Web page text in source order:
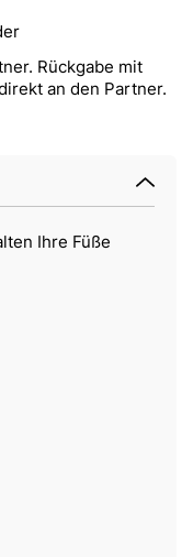
Rückgabe mit
an den Partner.
Ihre Füße